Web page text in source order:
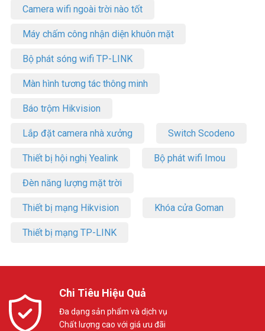
Camera wifi ngoài trời nào tốt
Máy chấm công nhận diện khuôn mặt
Bộ phát sóng wifi TP-LINK
Màn hình tương tác thông minh
Báo trộm Hikvision
Lắp đặt camera nhà xưởng Switch Scodeno
Thiết bị hội nghị Yealink Bộ phát wifi Imou
Đèn năng lượng mặt trời
Thiết bị mạng Hikvision Khóa cửa Goman
Thiết bị mạng TP-LINK
Chi Tiêu Hiệu Quả
Đa dạng sản phẩm và dịch vụ
Chất lượng cao với giá ưu đãi